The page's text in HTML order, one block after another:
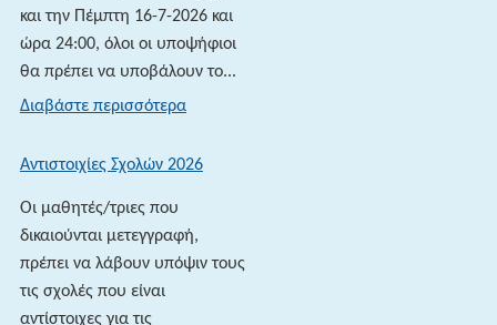
και την Πέμπτη 16-7-2026 και
ώρα 24:00, όλοι οι υποψήφιοι
θα πρέπει να υποβάλουν το...
Διαβάστε περισσότερα:
ΜΗΧΑΝΟΓΡΑΦΙΚΟΥ
Αντιστοιχίες Σχολών 2026
Οι μαθητές/τριες που
δικαιούνται μετεγγραφή,
πρέπει να λάβουν υπόψιν τους
τις σχολές που είναι
αντίστοιχες για τις